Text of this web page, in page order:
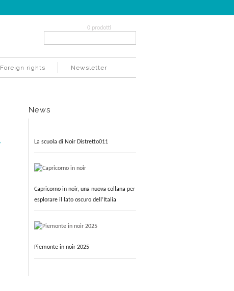
0 prodotti
Foreign rights Newsletter
News
La scuola di Noir Distretto011
Capricorno in noir, una nuova collana per
esplorare il lato oscuro dell’Italia
Piemonte in noir 2025